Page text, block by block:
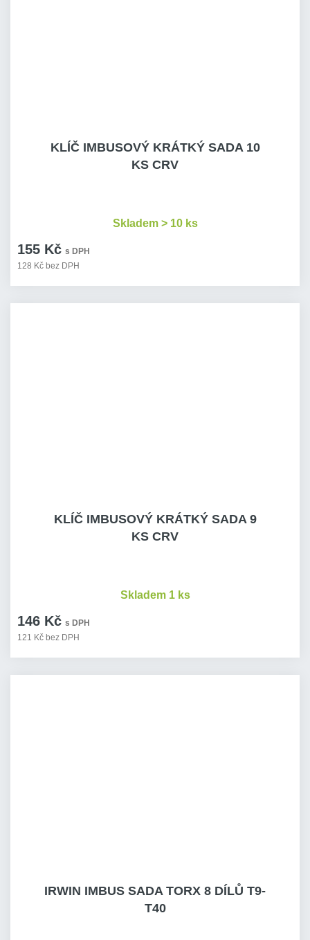
KLÍČ IMBUSOVÝ KRÁTKÝ SADA 10
KS CRV
155 Kč s DPH
128 Kč bez DPH
Skladem > 10 ks
KLÍČ IMBUSOVÝ KRÁTKÝ SADA 9
KS CRV
146 Kč s DPH
121 Kč bez DPH
Skladem 1 ks
IRWIN IMBUS SADA TORX 8 DÍLŮ T9-
T40